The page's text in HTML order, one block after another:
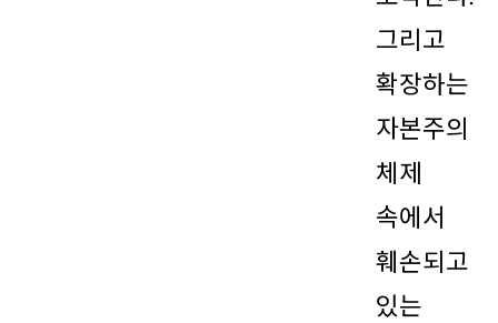
그리고
확장하는
자본주의
체제
속에서
훼손되고
있는